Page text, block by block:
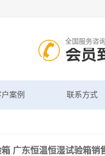
全国服务咨
会员
案例 联系方式
广东恒温恒湿试验箱销